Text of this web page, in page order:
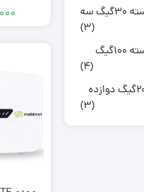
سیمکارت به همراه بسته 30گیگ سه
(3)
سیمکارت به همراه بسته 100گیگ
(4)
سیمکارت به همراه 200گیگ دوازده
(3)